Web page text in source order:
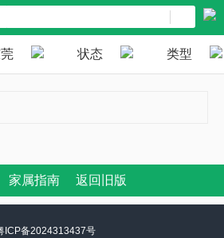
状态 类型
家属指南 返回旧版
ICP备2024313437号